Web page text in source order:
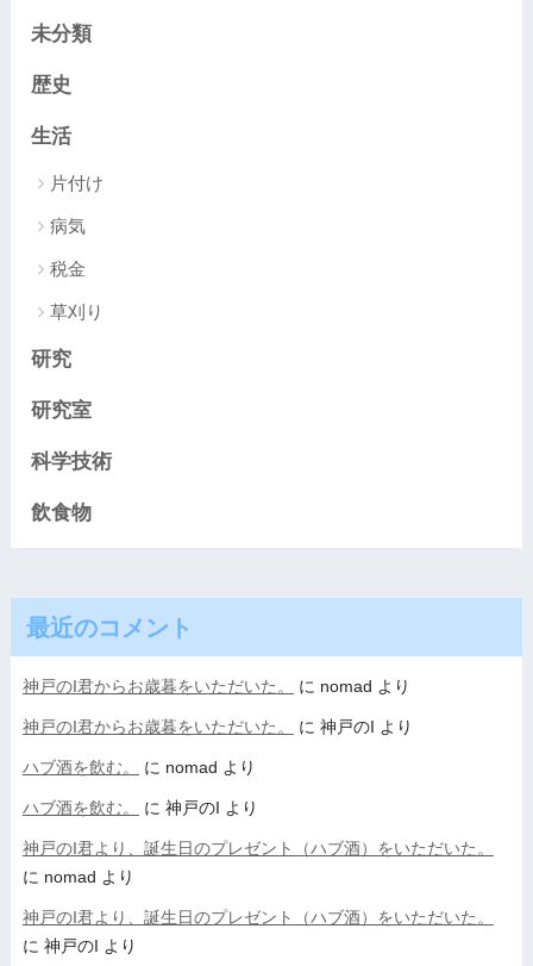
未分類
歴史
生活
片付け
病気
税金
草刈り
研究
研究室
科学技術
飲食物
最近のコメント
神戸のI君からお歳暮をいただいた。 に nomad より
神戸のI君からお歳暮をいただいた。 に 神戸のI より
ハブ酒を飲む。 に nomad より
ハブ酒を飲む。 に 神戸のI より
神戸のI君より、誕生日のプレゼント（ハブ酒）をいただいた。
に nomad より
神戸のI君より、誕生日のプレゼント（ハブ酒）をいただいた。
に 神戸のI より